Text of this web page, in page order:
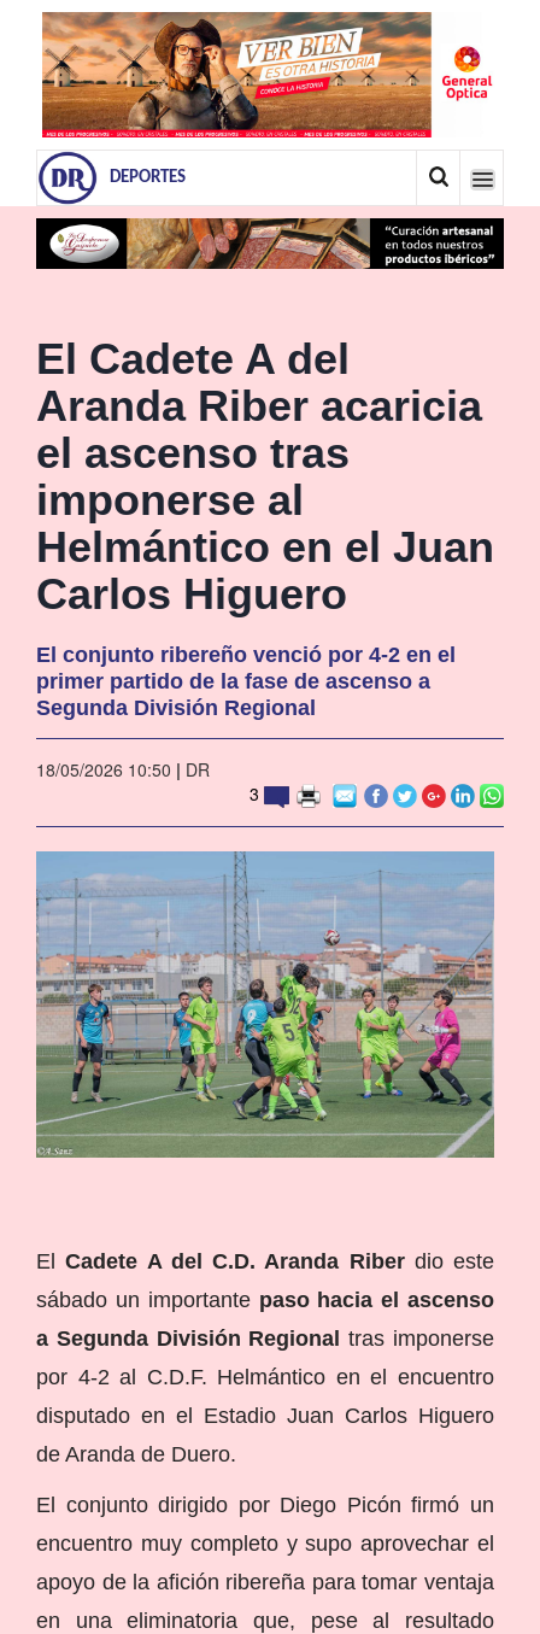
DEPORTES
El Cadete A del
Aranda Riber acaricia
el ascenso tras
imponerse al
Helmántico en el Juan
Carlos Higuero
El conjunto ribereño venció por 4-2 en el
primer partido de la fase de ascenso a
Segunda División Regional
18/05/2026 10:50 | DR
3
ElCadete A del C.D. Aranda Riber dio este
sábado un importante paso hacia el ascenso
a Segunda División Regionaltras imponerse
por 4-2 al C.D.F. Helmántico en el encuentro
disputado en el Estadio Juan Carlos Higuero
de Aranda de Duero.
El conjunto dirigido por Diego Picón firmó un
encuentro muy completo y supo aprovechar el
apoyo de la afición ribereña para tomar ventaja
en una eliminatoria que, pese al resultado